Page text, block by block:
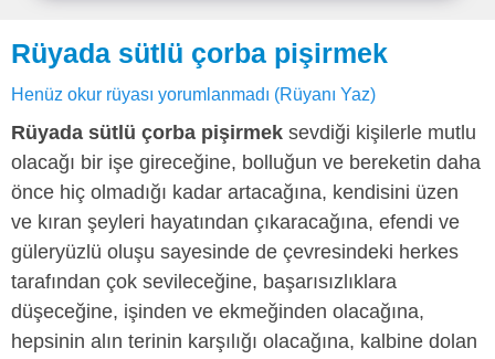
Rüyada sütlü çorba pişirmek
Henüz okur rüyası yorumlanmadı (Rüyanı Yaz)
Rüyada sütlü çorba pişirmek sevdiği kişilerle mutlu
olacağı bir işe gireceğine, bolluğun ve bereketin daha
önce hiç olmadığı kadar artacağına, kendisini üzen
ve kıran şeyleri hayatından çıkaracağına, efendi ve
güleryüzlü oluşu sayesinde de çevresindeki herkes
tarafından çok sevileceğine, başarısızlıklara
düşeceğine, işinden ve ekmeğinden olacağına,
hepsinin alın terinin karşılığı olacağına, kalbine dolan